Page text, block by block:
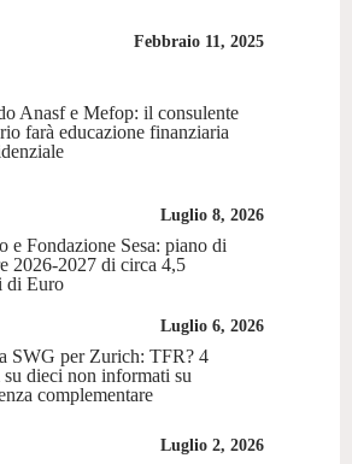
Febbraio 11, 2025
Anasf e Mefop: il consulente
farà educazione finanziaria
Luglio 8, 2026
e Fondazione Sesa: piano di
2026-2027 di circa 4,5
di Euro
Luglio 6, 2026
SWG per Zurich: TFR? 4
dieci non informati su
complementare
Luglio 2, 2026